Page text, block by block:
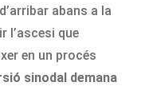
abans a la
l’ascesi que
en un procés
sinodal demana